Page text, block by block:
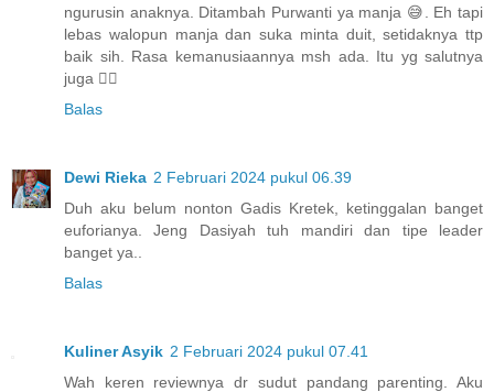
ngurusin anaknya. Ditambah Purwanti ya manja 😅. Eh tapi
lebas walopun manja dan suka minta duit, setidaknya ttp
baik sih. Rasa kemanusiaannya msh ada. Itu yg salutnya
juga 👍🏿
Balas
Dewi Rieka 2 Februari 2024 pukul 06.39
Duh aku belum nonton Gadis Kretek, ketinggalan banget
euforianya. Jeng Dasiyah tuh mandiri dan tipe leader
banget ya..
Balas
Kuliner Asyik 2 Februari 2024 pukul 07.41
Wah keren reviewnya dr sudut pandang parenting. Aku